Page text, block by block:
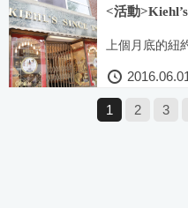
<活動
上個月底的紐
2016.06.01
1 2 3